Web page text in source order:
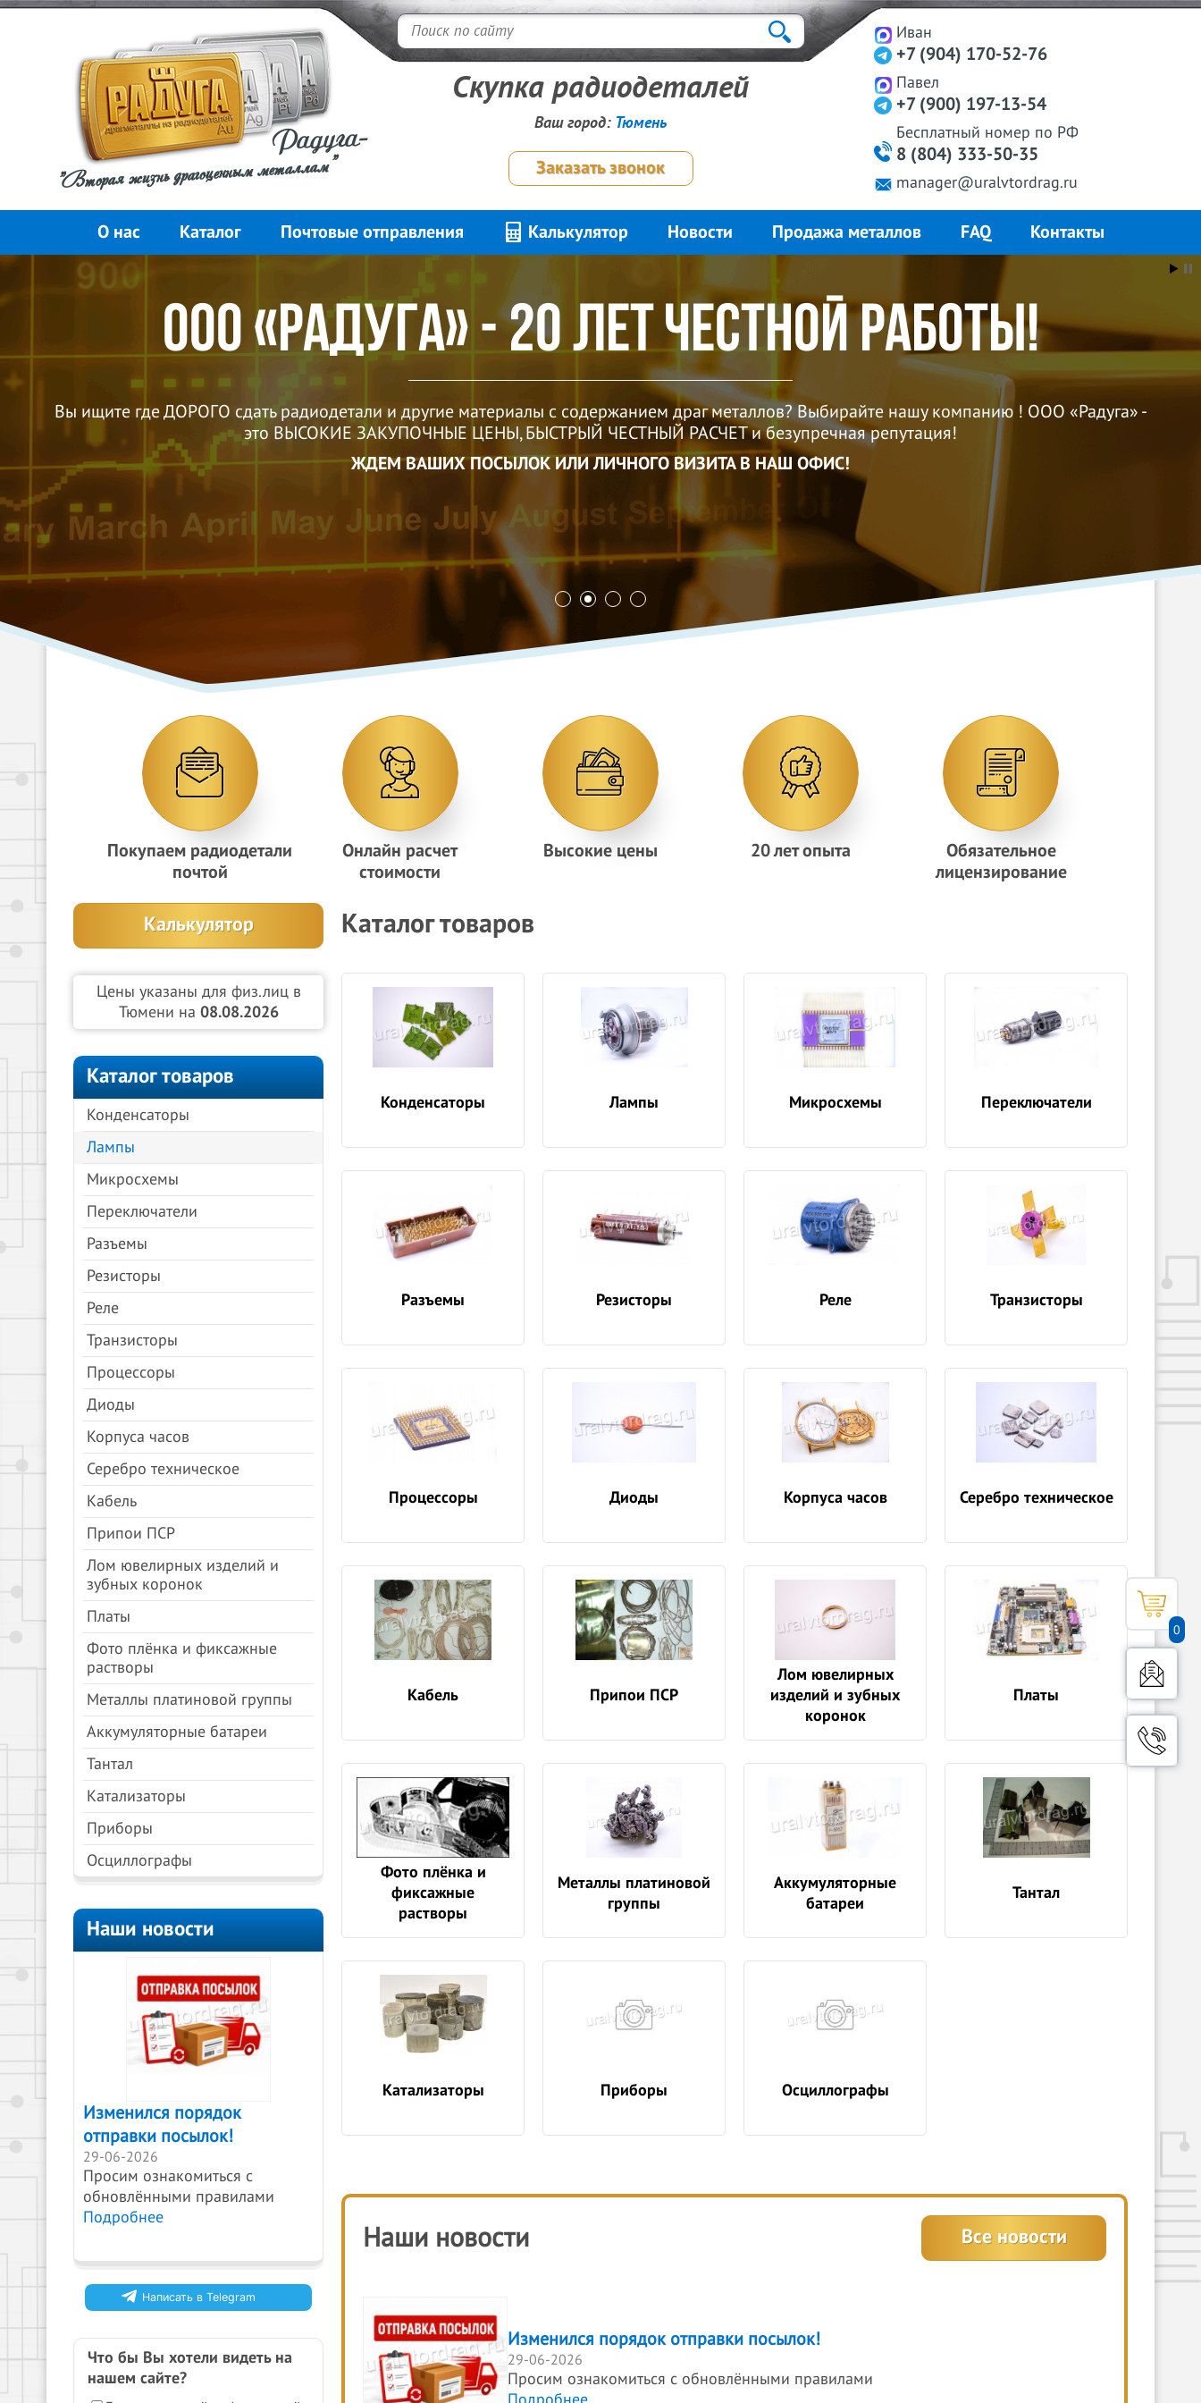
Радуга-
"Вторая жизнь драгоценным металлам"
Иван
+7 (904) 170-52-76
Павел
+7 (900) 197-13-54
Бесплатный номер по РФ
8 (804) 333-50-35
manager@uralvtordrag.ru
Скупка радиодеталей
Ваш город: Тюмень
Заказать звонок
0
О нас Каталог Почтовые отправления Калькулятор Новости Продажа металлов FAQ Контакты
ООО «Радуга» - 20 лет честной работы!
Вы ищите где ДОРОГО сдать радиодетали и другие материалы с содержанием драг металлов? Выбирайте нашу компанию ! ООО «Радуга» -
это ВЫСОКИЕ ЗАКУПОЧНЫЕ ЦЕНЫ, БЫСТРЫЙ ЧЕСТНЫЙ РАСЧЕТ и безупречная репутация!
ЖДЕМ ВАШИХ ПОСЫЛОК ИЛИ ЛИЧНОГО ВИЗИТА В НАШ ОФИС!
Бонусная программа для оптовых клиентов
из любой точки России
Покупаем радиодетали
почтой
Онлайн расчет
стоимости
Высокие цены 20 лет опыта
Обязательное
лицензирование
Калькулятор
Цены указаны для физ.лиц в
Тюмени на 08.08.2026
Каталог товаров
Конденсаторы
Лампы
Микросхемы
Переключатели
Разъемы
Резисторы
Реле
Транзисторы
Процессоры
Диоды
Корпуса часов
Серебро техническое
Кабель
Припои ПСР
Лом ювелирных изделий и
зубных коронок
Платы
Фото плёнка и фиксажные
растворы
Металлы платиновой группы
Аккумуляторные батареи
Тантал
Катализаторы
Приборы
Осциллографы
Наши новости
Изменился порядок
отправки посылок!
29-06-2026
Просим ознакомиться с
обновлёнными правилами
Подробнее
Написать в Telegram
Что бы Вы хотели видеть на
нашем сайте?
Каталог товаров
Конденсаторы Лампы Микросхемы Переключатели
Разъемы Резисторы Реле Транзисторы
Процессоры Диоды Корпуса часов Серебро техническое
Кабель Припои ПСР
Лом ювелирных
изделий и зубных
коронок
Платы
Фото плёнка и
фиксажные
растворы
Металлы платиновой
группы
Аккумуляторные
батареи
Тантал
Катализаторы Приборы Осциллографы
Наши новости Все новости
Изменился порядок отправки посылок!
29-06-2026
Просим ознакомиться с обновлёнными правилами